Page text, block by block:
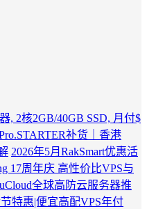
, 2核2GB/40GB SSD, 月付$
补货｜香港
2026年5月RakSmart优惠活
17周年庆 高性价比VPS与
全球高防云服务器推
特惠|便宜高配VPS年付